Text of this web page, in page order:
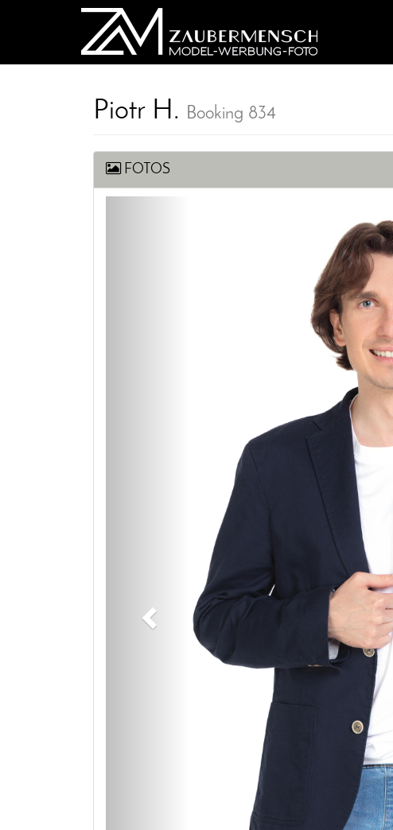
Piotr H. Booking 834
FOTOS